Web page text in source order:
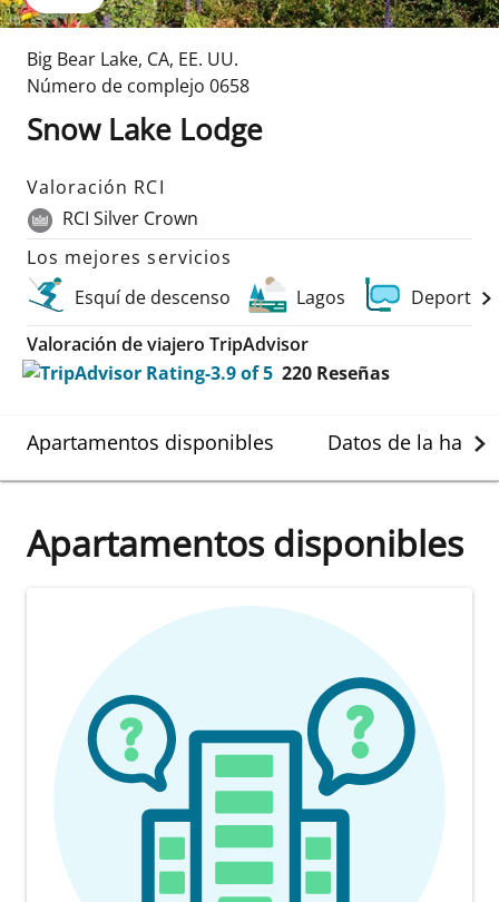
Big Bear Lake, CA, EE. UU.
Número de complejo 0658
Snow Lake Lodge
Valoración RCI
RCI Silver Crown
Los mejores servicios
Esquí de descenso
Lagos
Deportes
Valoración de viajero TripAdvisor
220 Reseñas
Apartamentos disponibles Datos de la
Apartamentos disponibles